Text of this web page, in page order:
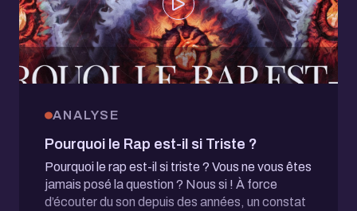
ANALYSE
Pourquoi le Rap est-il si Triste ?
Pourquoi le rap est-il si triste ? Vous ne vous êtes
jamais posé la question ? Nous si ! À force
d’écouter du son depuis des années, un constat